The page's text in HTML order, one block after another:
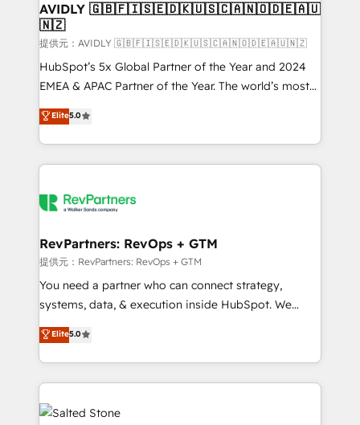
AVIDLY 🇬🇧🇫🇮🇸🇪🇩🇰🇺🇸🇨🇦🇳🇴🇩🇪🇦🇺
🇳🇿
提供元：AVIDLY 🇬🇧🇫🇮🇸🇪🇩🇰🇺🇸🇨🇦🇳🇴🇩🇪🇦🇺🇳🇿
HubSpot’s 5x Global Partner of the Year and 2024
EMEA & APAC Partner of the Year. The world’s most
experienced and fully accredited HubSpot Solutions
Partner. 🚀 With 2,750+ HubSpot projects delivered
and 370+ specialists across EMEA, APAC and NAM,
we de-risk complex CRM programmes and
multi-region migrations to AI-powered automation,
scale. 🏆 HubSpot’s CEO called us “the partner of the
future.” Others agree it is proof of trust built through
measurable impact.
Elite5.0
RevPartners: RevOps + GTM
提供元：RevPartners: RevOps + GTM
You need a partner who can connect strategy,
systems, data, & execution inside HubSpot. We
bridge the gap where most agencies fall short by
combining GTM strategy with technical execution to
solve the right problem with the right solution. As the
only firm in the world to hold Elite Partner
Accreditations with both HubSpot and Clay, our
clients gain a unique advantage in CRM architecture,
Elite5.0